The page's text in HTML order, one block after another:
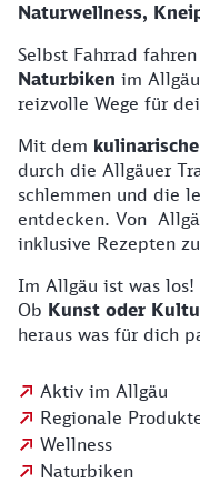
Naturwellness,
Selbst Fahrrad
Naturbiken im
reizvolle Wege für
Mit dem
durch die Allgäuer
schlemmen und die
entdecken. Von
inklusive Rezepten
Im Allgäu ist was los!
Ob Kunst oder
heraus was für dich
Aktiv im Allgäu
Regionale
Wellness
Naturbiken